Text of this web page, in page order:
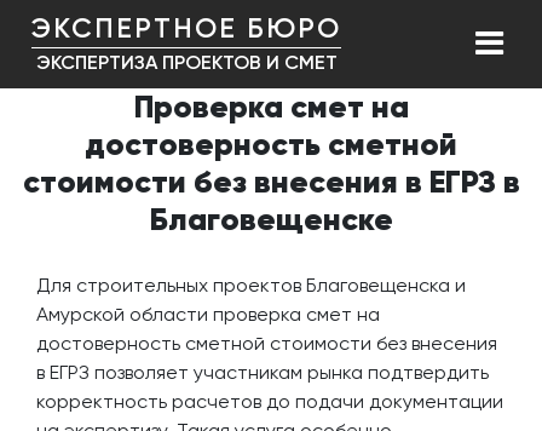
ЭКСПЕРТНОЕ БЮРО
ЭКСПЕРТИЗА ПРОЕКТОВ И СМЕТ
Проверка смет на
достоверность сметной
стоимости без внесения в ЕГРЗ в
Благовещенске
Для строительных проектов Благовещенска и
Амурской области проверка смет на
достоверность сметной стоимости без внесения
в ЕГРЗ позволяет участникам рынка подтвердить
корректность расчетов до подачи документации